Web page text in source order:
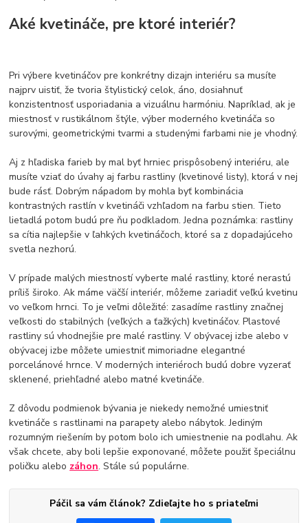
Aké kvetináče, pre ktoré interiér?
Pri výbere kvetináčov pre konkrétny dizajn interiéru sa musíte
najprv uistiť, že tvoria štylistický celok, áno, dosiahnuť
konzistentnosť usporiadania a vizuálnu harmóniu. Napríklad, ak je
miestnosť v rustikálnom štýle, výber moderného kvetináča so
surovými, geometrickými tvarmi a studenými farbami nie je vhodný.
Aj z hľadiska farieb by mal byť hrniec prispôsobený interiéru, ale
musíte vziať do úvahy aj farbu rastliny (kvetinové listy), ktorá v nej
bude rásť. Dobrým nápadom by mohla byť kombinácia
kontrastných rastlín v kvetináči vzhľadom na farbu stien. Tieto
lietadlá potom budú pre ňu podkladom. Jedna poznámka: rastliny
sa cítia najlepšie v ľahkých kvetináčoch, ktoré sa z dopadajúceho
svetla nezhorú.
V prípade malých miestností vyberte malé rastliny, ktoré nerastú
príliš široko. Ak máme väčší interiér, môžeme zariadiť veľkú kvetinu
vo veľkom hrnci. To je veľmi dôležité: zasadíme rastliny značnej
veľkosti do stabilných (veľkých a ťažkých) kvetináčov. Plastové
rastliny sú vhodnejšie pre malé rastliny. V obývacej izbe alebo v
obývacej izbe môžete umiestniť mimoriadne elegantné
porcelánové hrnce. V moderných interiéroch budú dobre vyzerať
sklenené, priehľadné alebo matné kvetináče.
Z dôvodu podmienok bývania je niekedy nemožné umiestniť
kvetináče s rastlinami na parapety alebo nábytok. Jediným
rozumným riešením by potom bolo ich umiestnenie na podlahu. Ak
však chcete, aby boli lepšie exponované, môžete použiť špeciálnu
poličku alebo záhon. Stále sú populárne.
Páčil sa vám článok? Zdieľajte ho s priateľmi